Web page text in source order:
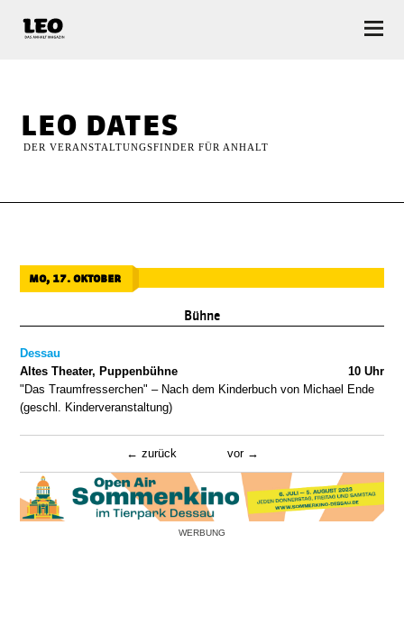
leo dates
DER VERANSTALTUNGSFINDER FÜR ANHALT
mo, 17. oktober
Bühne
Dessau
10 Uhr
Altes Theater, Puppenbühne
"Das Traumfresserchen" – Nach dem Kinderbuch von Michael Ende
(geschl. Kinderveranstaltung)
zurück vor
WERBUNG